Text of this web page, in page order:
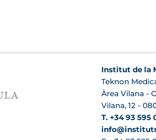
Institut de la
Teknon
Àrea Vilana -
Vilana, 12 -
T. +34 93 595